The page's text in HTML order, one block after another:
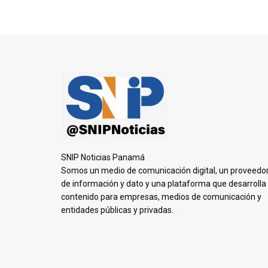
SNIP Noticias Panamá
Somos un medio de comunicación digital, un
de información y dato y una plataforma que desarrolla
contenido para empresas, medios de comunicación y
entidades públicas y privadas.